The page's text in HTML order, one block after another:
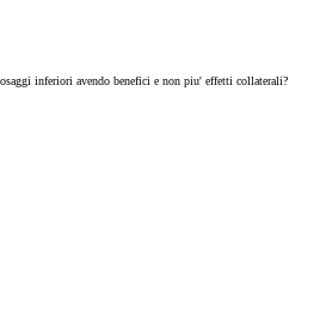
inferiori avendo benefici e non piu' effetti collaterali?